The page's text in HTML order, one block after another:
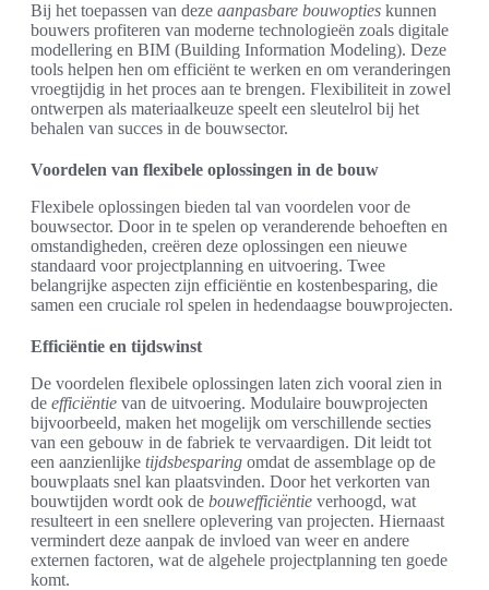
Bij het toepassen van deze aanpasbare bouwopties kunnen
bouwers profiteren van moderne technologieën zoals digitale
modellering en BIM (Building Information Modeling). Deze
tools helpen hen om efficiënt te werken en om veranderingen
vroegtijdig in het proces aan te brengen. Flexibiliteit in zowel
ontwerpen als materiaalkeuze speelt een sleutelrol bij het
behalen van succes in de bouwsector.
Voordelen van flexibele oplossingen in de bouw
Flexibele oplossingen bieden tal van voordelen voor de
bouwsector. Door in te spelen op veranderende behoeften en
omstandigheden, creëren deze oplossingen een nieuwe
standaard voor projectplanning en uitvoering. Twee
belangrijke aspecten zijn efficiëntie en kostenbesparing, die
samen een cruciale rol spelen in hedendaagse bouwprojecten.
Efficiëntie en tijdswinst
De voordelen flexibele oplossingen laten zich vooral zien in
de efficiëntie van de uitvoering. Modulaire bouwprojecten
bijvoorbeeld, maken het mogelijk om verschillende secties
van een gebouw in de fabriek te vervaardigen. Dit leidt tot
een aanzienlijke tijdsbesparing omdat de assemblage op de
bouwplaats snel kan plaatsvinden. Door het verkorten van
bouwtijden wordt ook de bouwefficiëntie verhoogd, wat
resulteert in een snellere oplevering van projecten. Hiernaast
vermindert deze aanpak de invloed van weer en andere
externen factoren, wat de algehele projectplanning ten goede
komt.